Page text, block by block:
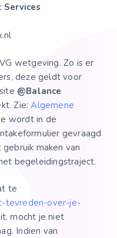
wetgeving. Zo is er
deze geldt voor
@Balance
Zie:Algemene
wordt in de
gevraagd
maken van
begeleidingstraject.
te
tevreden-over-je-
mocht je niet
Indien van